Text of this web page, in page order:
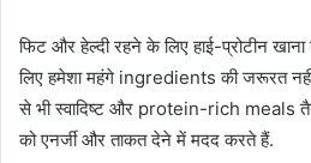
फिट और हेल्दी रहने के लिए हाई-प्रोटीन
लिए हमेशा महंगे ingredients की जरूरत
से भी स्वादिष्ट और protein-rich meals
को एनर्जी और ताकत देने में मदद करते हैं.